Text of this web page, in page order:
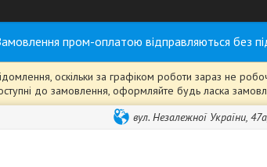
пром-оплатою відправляються без
оскільки за графіком роботи зараз не
доступні до замовлення, оформляйте будь ласка
вул. Незалежної України,